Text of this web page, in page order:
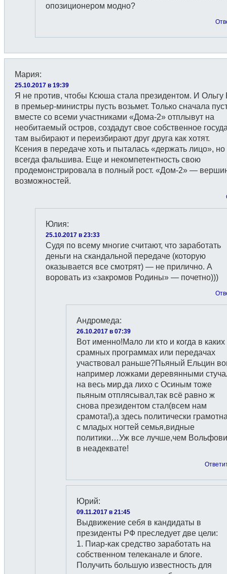
опозиционером модно?
Мария:
25.10.2017 в 19:39
Я не против, чтобы Ксюша стала президентом. И Ольгу
в премьер-министры пусть возьмет. Только сначала
вместе со всеми участниками «Дома-2» отплывут на
необитаемый остров, создадут свое собственное
там выбирают и переизбирают друг друга как хотят.
Ксения в передаче хоть и пыталась «держать лицо», но
всегда фальшива. Еще и некомпетентность свою
продемонстрировала в полный рост. «Дом-2» —
возможностей.
Юлия:
25.10.2017 в 23:33
Судя по всему многие считают, что заработать
деньги на скандальной передаче (которую
оказывается все смотрят) — не прилично. А
воровать из «закромов Родины» — почетно)))
Андромеда:
26.10.2017 в 07:39
Вот именно!Мало ли кто и когда в каких
срамных программах или передачах
участвовал раньше?Пьяный Ельцин
например ложками деревянными
на весь мир,да лихо с Осиным тоже
пьяным отплясывал,так всё равно ж
снова президентом стал(всем нам
срамота!),а здесь политически
с младых ногтей семья,видные
политики…Уж все лучше,чем
в неадеквате!
Юрий:
09.11.2017 в 21:45
Выдвижение себя в кандидаты в
президенты РФ преследует две цели:
1. Пиар-как средство заработать на
собственном телеканале и блоге.
Получить большую известность для